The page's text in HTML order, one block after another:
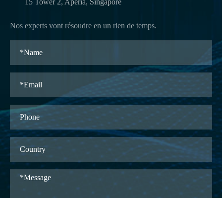
15 Tower 2, Aperia, Singapore
Nos experts vont résoudre en un rien de temps.